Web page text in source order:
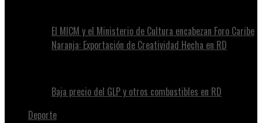
El MICM y el Ministerio de Cultura encabezan Foro Caribe
Naranja: Exportación de Creatividad Hecha en RD
Baja precio del GLP y otros combustibles en RD
Deporte